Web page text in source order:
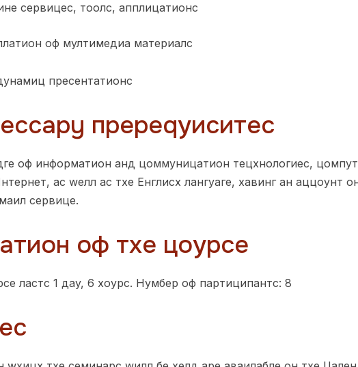
сервицес, тоолс, апплицатионс
оф мултимедиа материалс
пресентатионс
пререqуиситес
оф информатион анд цоммуницатион тецхнологиес,
ас wелл ас тхе Енглисх лангуаге, хавинг ан аццоунт
сервице.
оф тхе цоурсе
ластс 1 даy, 6 хоурс. Нумбер оф партиципантс: 8